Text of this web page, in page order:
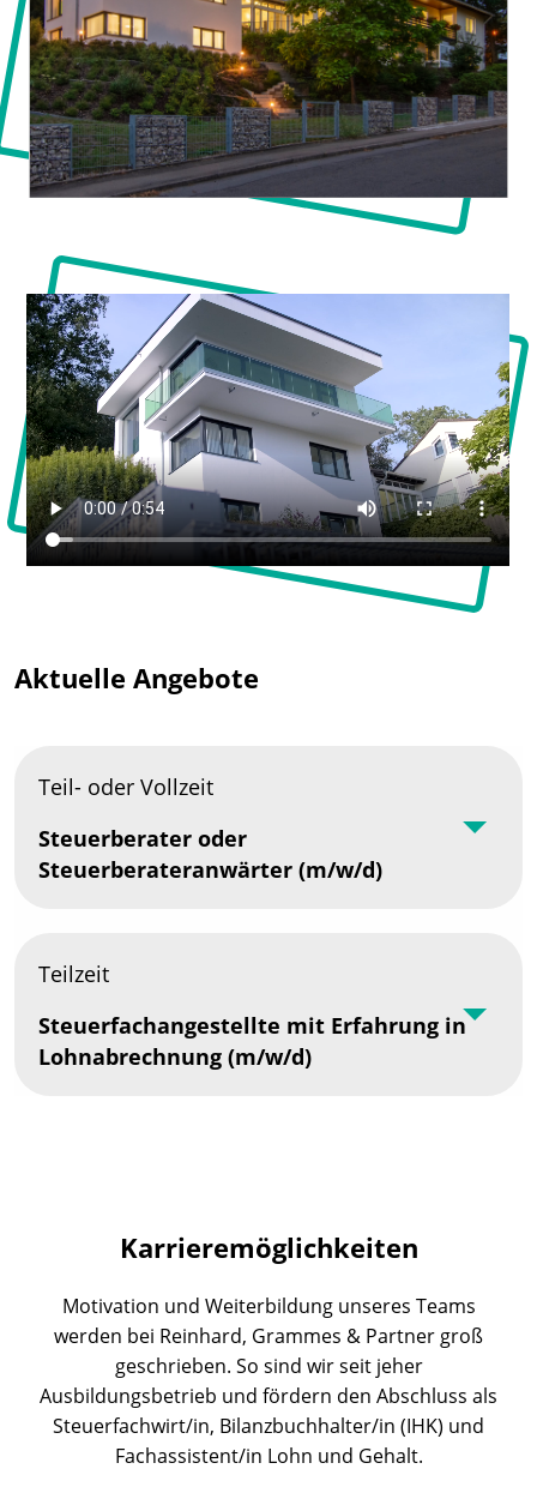
Aktuelle Angebote
Teil- oder Vollzeit
Steuerberater oder
Steuerberateranwärter (m/w/d)
Teilzeit
Steuerfachangestellte mit Erfahrung in
Lohnabrechnung (m/w/d)
Karrieremöglichkeiten
Motivation und Weiterbildung unseres Teams
werden bei Reinhard, Grammes & Partner groß
geschrieben. So sind wir seit jeher
Ausbildungsbetrieb und fördern den Abschluss als
Steuerfachwirt/in, Bilanzbuchhalter/in (IHK) und
Fachassistent/in Lohn und Gehalt.